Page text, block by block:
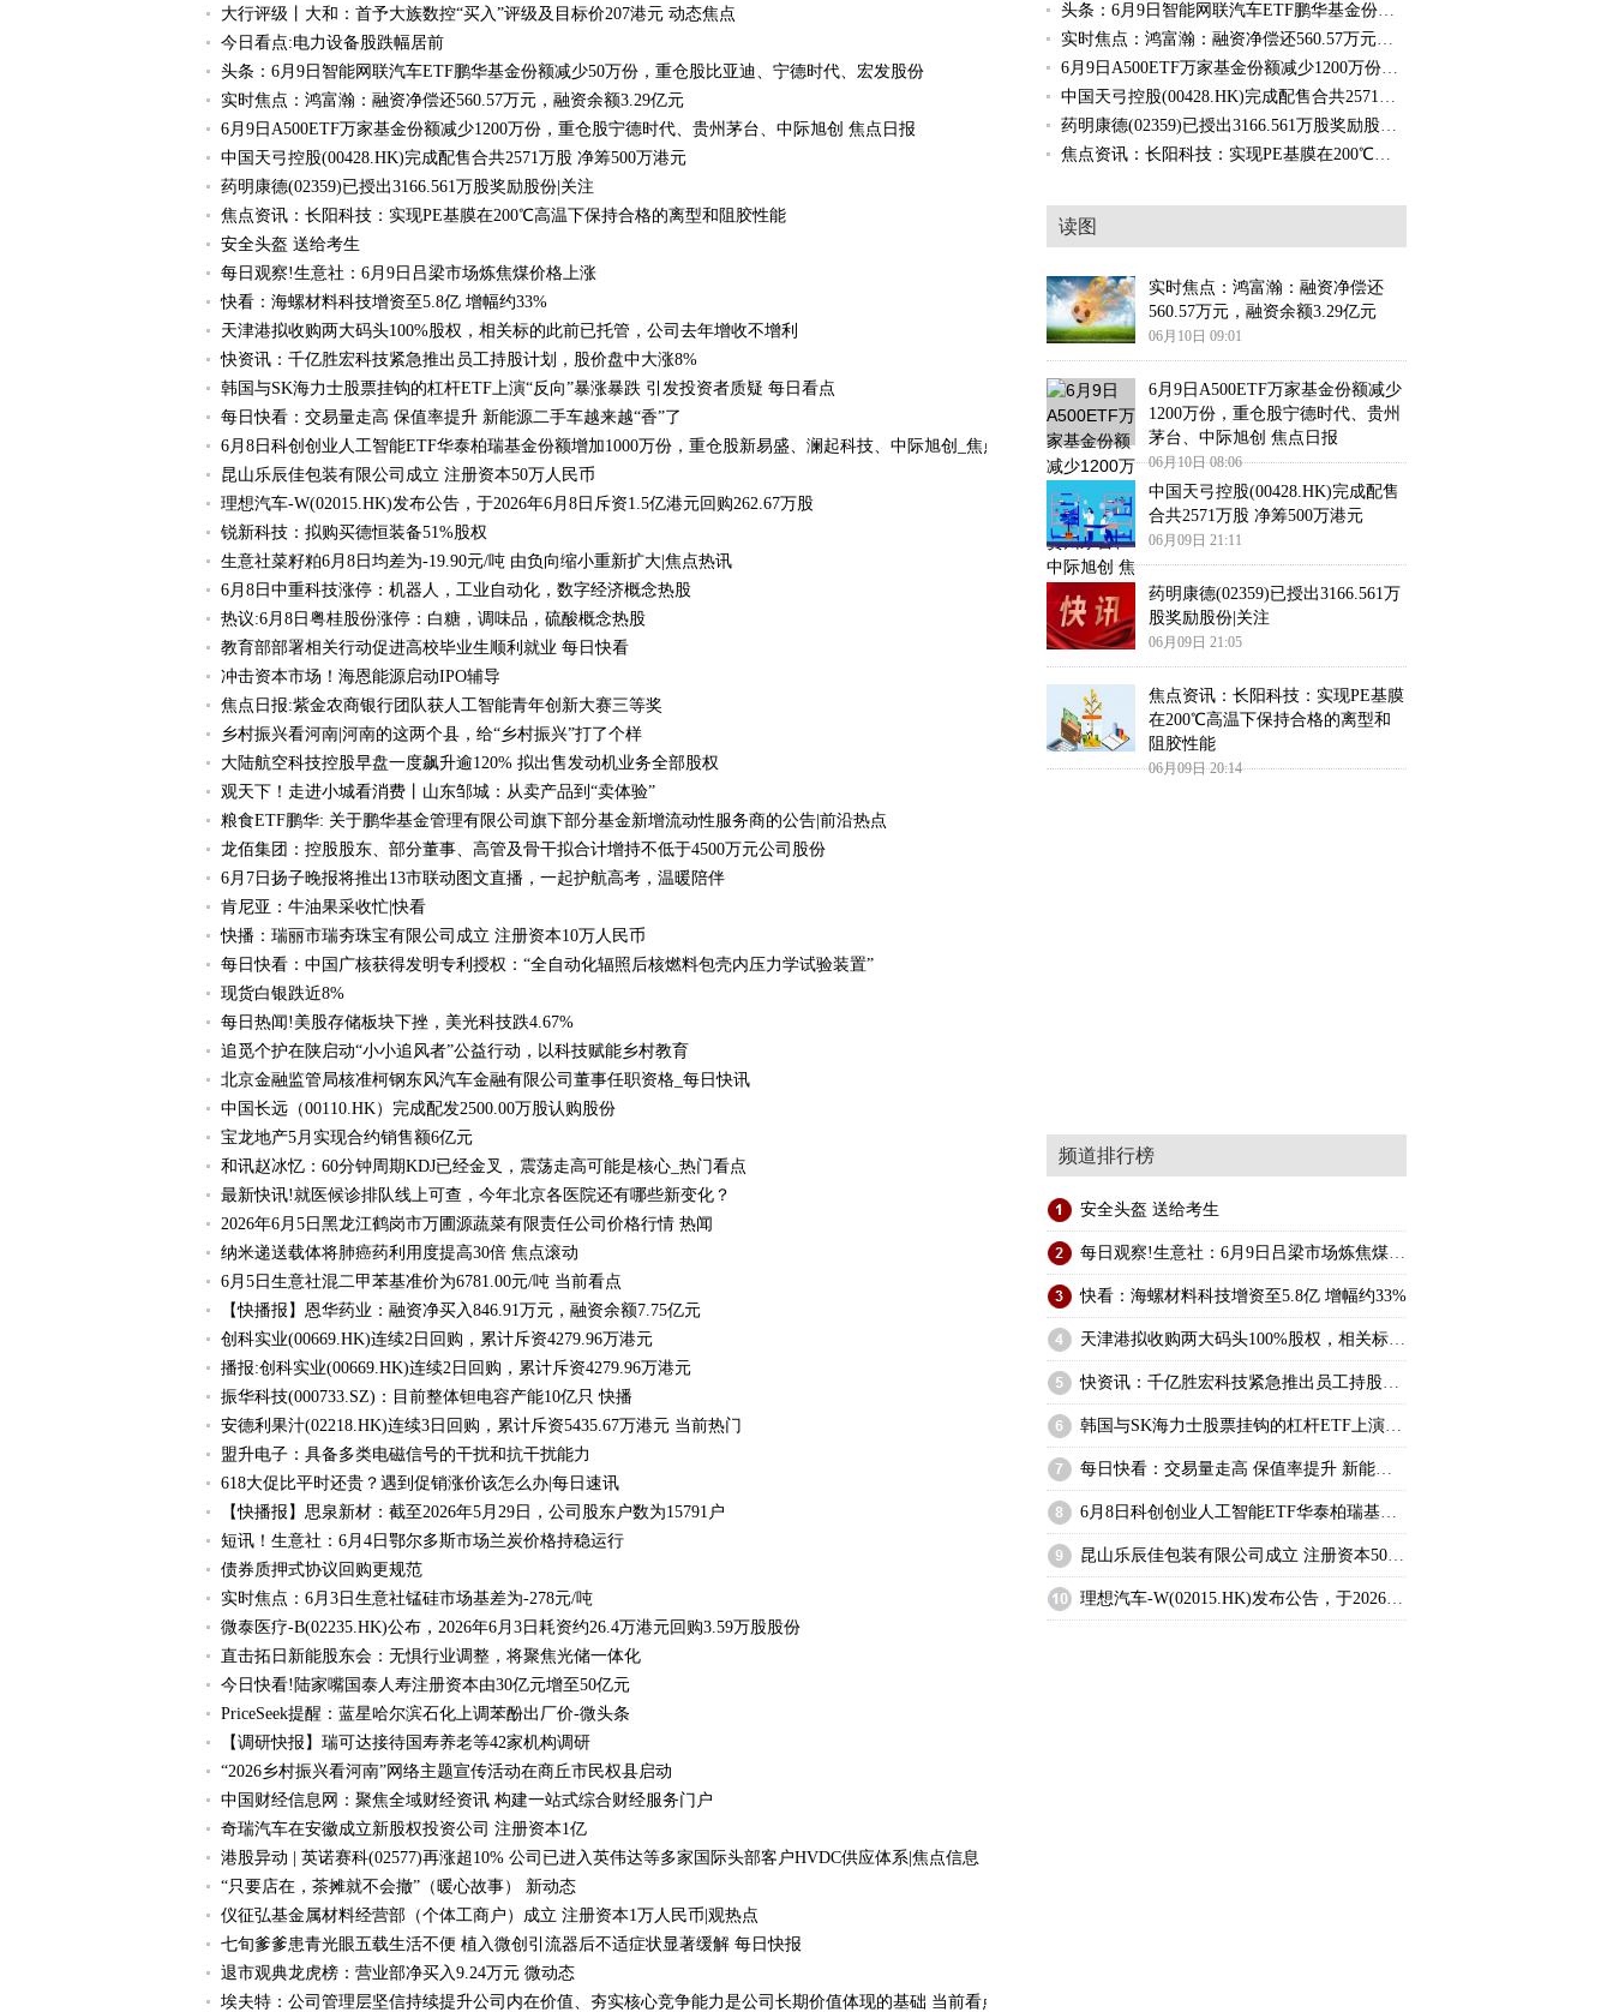
大行评级丨大和：首予大族数控“买入”评级及目标价207港元 动态焦点
今日看点:电力设备股跌幅居前
头条：6月9日智能网联汽车ETF鹏华基金份额减少50万份，重仓股比亚迪、宁德时代、宏发股份
实时焦点：鸿富瀚：融资净偿还560.57万元，融资余额3.29亿元
6月9日A500ETF万家基金份额减少1200万份，重仓股宁德时代、贵州茅台、中际旭创 焦点日报
中国天弓控股(00428.HK)完成配售合共2571万股 净筹500万港元
药明康德(02359)已授出3166.561万股奖励股份|关注
焦点资讯：长阳科技：实现PE基膜在200℃高温下保持合格的离型和阻胶性能
安全头盔 送给考生
每日观察!生意社：6月9日吕梁市场炼焦煤价格上涨
快看：海螺材料科技增资至5.8亿 增幅约33%
天津港拟收购两大码头100%股权，相关标的此前已托管，公司去年增收不增利
快资讯：千亿胜宏科技紧急推出员工持股计划，股价盘中大涨8%
韩国与SK海力士股票挂钩的杠杆ETF上演“反向”暴涨暴跌 引发投资者质疑 每日看点
每日快看：交易量走高 保值率提升 新能源二手车越来越“香”了
6月8日科创创业人工智能ETF华泰柏瑞基金份额增加1000万份，重仓股新易盛、澜起科技、中际旭创_焦点日报
昆山乐辰佳包装有限公司成立 注册资本50万人民币
理想汽车-W(02015.HK)发布公告，于2026年6月8日斥资1.5亿港元回购262.67万股
锐新科技：拟购买德恒装备51%股权
生意社菜籽粕6月8日均差为-19.90元/吨 由负向缩小重新扩大|焦点热讯
6月8日中重科技涨停：机器人，工业自动化，数字经济概念热股
热议:6月8日粤桂股份涨停：白糖，调味品，硫酸概念热股
教育部部署相关行动促进高校毕业生顺利就业 每日快看
冲击资本市场！海恩能源启动IPO辅导
焦点日报:紫金农商银行团队获人工智能青年创新大赛三等奖
乡村振兴看河南|河南的这两个县，给“乡村振兴”打了个样
大陆航空科技控股早盘一度飙升逾120% 拟出售发动机业务全部股权
观天下！走进小城看消费丨山东邹城：从卖产品到“卖体验”
粮食ETF鹏华: 关于鹏华基金管理有限公司旗下部分基金新增流动性服务商的公告|前沿热点
龙佰集团：控股股东、部分董事、高管及骨干拟合计增持不低于4500万元公司股份
6月7日扬子晚报将推出13市联动图文直播，一起护航高考，温暖陪伴
肯尼亚：牛油果采收忙|快看
快播：瑞丽市瑞夯珠宝有限公司成立 注册资本10万人民币
每日快看：中国广核获得发明专利授权：“全自动化辐照后核燃料包壳内压力学试验装置”
现货白银跌近8%
每日热闻!美股存储板块下挫，美光科技跌4.67%
追觅个护在陕启动“小小追风者”公益行动，以科技赋能乡村教育
北京金融监管局核准柯钢东风汽车金融有限公司董事任职资格_每日快讯
中国长远（00110.HK）完成配发2500.00万股认购股份
宝龙地产5月实现合约销售额6亿元
和讯赵冰忆：60分钟周期KDJ已经金叉，震荡走高可能是核心_热门看点
最新快讯!就医候诊排队线上可查，今年北京各医院还有哪些新变化？
2026年6月5日黑龙江鹤岗市万圃源蔬菜有限责任公司价格行情 热闻
纳米递送载体将肺癌药利用度提高30倍 焦点滚动
6月5日生意社混二甲苯基准价为6781.00元/吨 当前看点
【快播报】恩华药业：融资净买入846.91万元，融资余额7.75亿元
创科实业(00669.HK)连续2日回购，累计斥资4279.96万港元
播报:创科实业(00669.HK)连续2日回购，累计斥资4279.96万港元
振华科技(000733.SZ)：目前整体钽电容产能10亿只 快播
安德利果汁(02218.HK)连续3日回购，累计斥资5435.67万港元 当前热门
盟升电子：具备多类电磁信号的干扰和抗干扰能力
618大促比平时还贵？遇到促销涨价该怎么办|每日速讯
【快播报】思泉新材：截至2026年5月29日，公司股东户数为15791户
短讯！生意社：6月4日鄂尔多斯市场兰炭价格持稳运行
债券质押式协议回购更规范
实时焦点：6月3日生意社锰硅市场基差为-278元/吨
微泰医疗-B(02235.HK)公布，2026年6月3日耗资约26.4万港元回购3.59万股股份
直击拓日新能股东会：无惧行业调整，将聚焦光储一体化
今日快看!陆家嘴国泰人寿注册资本由30亿元增至50亿元
PriceSeek提醒：蓝星哈尔滨石化上调苯酚出厂价-微头条
【调研快报】瑞可达接待国寿养老等42家机构调研
“2026乡村振兴看河南”网络主题宣传活动在商丘市民权县启动
中国财经信息网：聚焦全域财经资讯 构建一站式综合财经服务门户
奇瑞汽车在安徽成立新股权投资公司 注册资本1亿
港股异动 | 英诺赛科(02577)再涨超10% 公司已进入英伟达等多家国际头部客户HVDC供应体系|焦点信息
“只要店在，茶摊就不会撤”（暖心故事） 新动态
仪征弘基金属材料经营部（个体工商户）成立 注册资本1万人民币|观热点
七旬爹爹患青光眼五载生活不便 植入微创引流器后不适症状显著缓解 每日快报
退市观典龙虎榜：营业部净买入9.24万元 微动态
埃夫特：公司管理层坚信持续提升公司内在价值、夯实核心竞争能力是公司长期价值体现的基础 当前看点
头条：6月9日智能网联汽车ETF鹏华基金份额减少50万份，重仓股比亚迪、宁德时代、宏发股份
实时焦点：鸿富瀚：融资净偿还560.57万元，融资余额3.29亿元
6月9日A500ETF万家基金份额减少1200万份，重仓股宁德时代、贵州茅台、中际旭创 焦点日报
中国天弓控股(00428.HK)完成配售合共2571万股 净筹500万港元
药明康德(02359)已授出3166.561万股奖励股份|关注
焦点资讯：长阳科技：实现PE基膜在200℃高温下保持合格的离型和阻胶性能
读图
实时焦点：鸿富瀚：融资净偿还
560.57万元，融资余额3.29亿元
06月10日 09:01
6月9日A500ETF万家基金份额减少
1200万份，重仓股宁德时代、贵州
茅台、中际旭创 焦点日报
06月10日 08:06
中国天弓控股(00428.HK)完成配售
合共2571万股 净筹500万港元
06月09日 21:11
药明康德(02359)已授出3166.561万
股奖励股份|关注
06月09日 21:05
焦点资讯：长阳科技：实现PE基膜
在200℃高温下保持合格的离型和
阻胶性能
06月09日 20:14
频道排行榜
安全头盔 送给考生
每日观察!生意社：6月9日吕梁市场炼焦煤价格
快看：海螺材料科技增资至5.8亿 增幅约33%
天津港拟收购两大码头100%股权，相关标的此前
快资讯：千亿胜宏科技紧急推出员工持股计划，
韩国与SK海力士股票挂钩的杠杆ETF上演“反向
每日快看：交易量走高 保值率提升 新能源二
6月8日科创创业人工智能ETF华泰柏瑞基金份额
昆山乐辰佳包装有限公司成立 注册资本50万人
理想汽车-W(02015.HK)发布公告，于2026年6月8